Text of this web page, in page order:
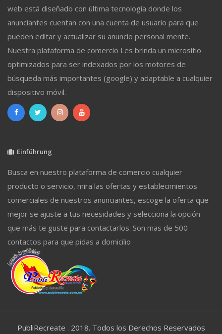
web está diseñado con última tecnología donde los
anunciantes cuentan con una cuenta de usuario para que
pueden editar y actualizar su anuncio personal mente.
Nuestra plataforma de comercio Les brinda un micrositio
optimizados para ser indexados por los motores de
búsqueda más importantes (google) y adaptable a cualquier
dispositivo móvil.
Einführung
Busca en nuestro plataforma de comercio cualquier
producto o servicio, mira las ofertas y establecimientos
comerciales de nuestros anunciantes, escoge la oferta que
mejor se ajuste a tus necesidades y selecciona la opción
que más te guste para contactarlos. Son mas de 500
contactos para que pidas a domicilio
PubliRecreate . 2018. Todos los Derechos Reservados